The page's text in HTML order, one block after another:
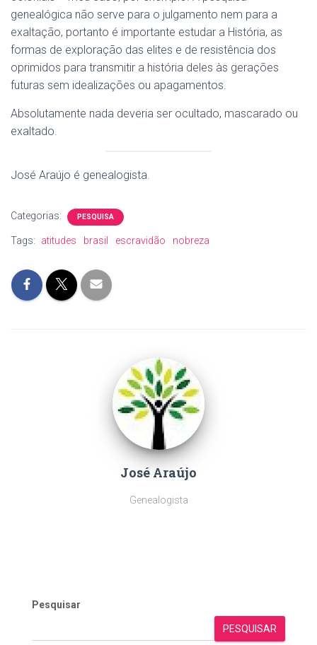
genealógica não serve para o julgamento nem para a
exaltação, portanto é importante estudar a História, as
formas de exploração das elites e de resistência dos
oprimidos para transmitir a história deles às gerações
futuras sem idealizações ou apagamentos.
Absolutamente nada deveria ser ocultado, mascarado ou
exaltado.
José Araújo é genealogista.
Categorias: PESQUISA
Tags: atitudes brasil escravidão nobreza
José Araújo
Genealogista
Pesquisar
PESQUISAR